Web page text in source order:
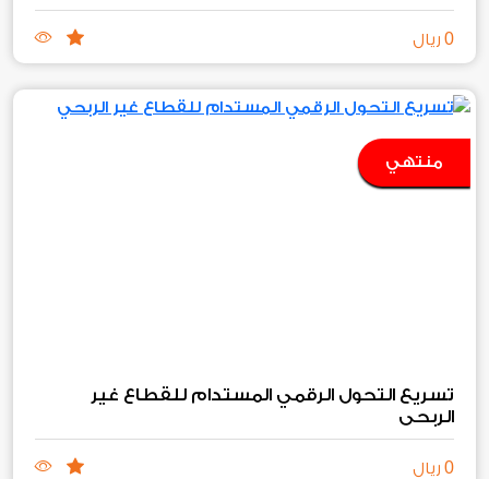
0 ريال
منتهي
تسريع التحول الرقمي المستدام للقطاع غير
الربحي
0 ريال